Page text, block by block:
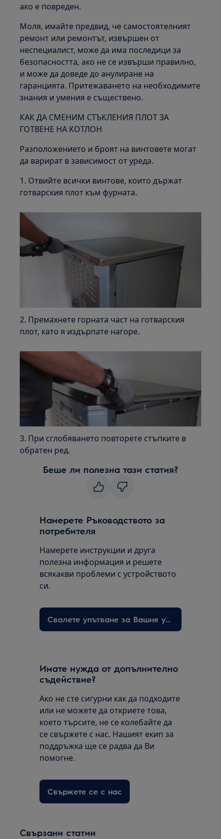
ако е повреден.
Моля, имайте предвид, че самостоятелният
ремонт или ремонтът, извършен от
неспециалист, може да има последици за
безопасността, ако не се извърши правилно,
и може да доведе до анулиране на
гаранцията. Притежаването на необходимите
знания и умения е съществено.
КАК ДА СМЕНИМ СТЪКЛЕНИЯ ПЛОТ ЗА
ГОТВЕНЕ НА КОТЛОН
Разположението и броят на винтовете могат
да варират в зависимост от уреда.
1. Отвийте всички винтове, които държат
готварския плот към фурната.
2. Премахнете горната част на готварския
плот, като я издърпате нагоре.
3. При сглобяването повторете стъпките в
обратен ред.
Беше ли полезна тази статия?
Намерете Ръководството за
потребителя
Намерете инструкции и друга
полезна информация и решете
всякакви проблеми с устройството
си.
Свалете упътване за Вашия уред
Имате нужда от допълнително
съдействие?
Ако не сте сигурни как да подходите
или не можете да откриете това,
което търсите, не се колебайте да
се свържете с нас. Нашият екип за
поддръжка ще се радва да Ви
помогне.
Свържете се с нас
Свързани статии